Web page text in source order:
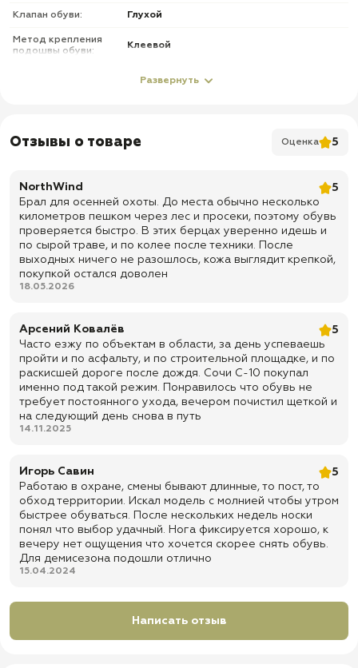
Клапан обуви: Глухой
Метод крепления
подошвы обуви:
Клеевой
Усиленный из термопластического
материала
Фурнитура обуви: С молнией
✅ Подкладка: кожа шевро, козья кожа
✅ Подошва: каучук повышенной износостойкости,
маслобензостойкая, температурный режим до ±50 °C
✅ Метод крепления подошвы: клеевой
материала
✅ Фурнитура: блочки, молния с металлическим бегунком, глухой
клапан
✅ Клапан: глухой, дополнительная защита от пыли, грязи, влаги и
мелкого мусора
✅ Цвет: черный, универсальный для службы, охраны, города и
✅ Доставка по всей России
✅ Быстрая отправка
Развернуть
Отзывы о товаре Оценка 5
NorthWind
5
Брал для осенней охоты. До места обычно несколько
километров пешком через лес и просеки, поэтому обувь
проверяется быстро. В этих берцах уверенно идешь и
по сырой траве, и по колее после техники. После
выходных ничего не разошлось, кожа выглядит крепкой,
покупкой остался доволен
18.05.2026
Арсений Ковалёв
5
Часто езжу по объектам в области, за день успеваешь
пройти и по асфальту, и по строительной площадке, и по
раскисшей дороге после дождя. Сочи С-10 покупал
именно под такой режим. Понравилось что обувь не
требует постоянного ухода, вечером почистил щеткой и
на следующий день снова в путь
14.11.2025
Игорь Савин
5
Работаю в охране, смены бывают длинные, то пост, то
обход территории. Искал модель с молнией чтобы утром
быстрее обуваться. После нескольких недель носки
понял что выбор удачный. Нога фиксируется хорошо, к
вечеру нет ощущения что хочется скорее снять обувь.
Для демисезона подошли отлично
15.04.2024
Написать отзыв